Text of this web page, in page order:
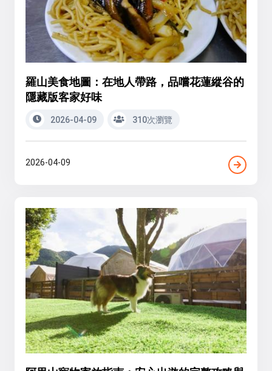
羅山美食地圖：在地人帶路，品嚐花蓮縱谷的
隱藏版客家好味
2026-04-09 310次瀏覽
2026-04-09